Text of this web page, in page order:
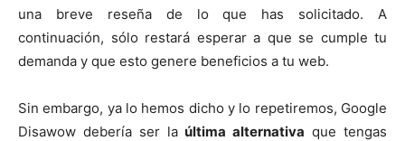
una breve reseña de lo que has solicitado. A
continuación, sólo restará esperar a que se cumple tu
demanda y que esto genere beneficios a tu web.
Sin embargo, ya lo hemos dicho y lo repetiremos, Google
Disawow debería ser laúltima alternativa que tengas